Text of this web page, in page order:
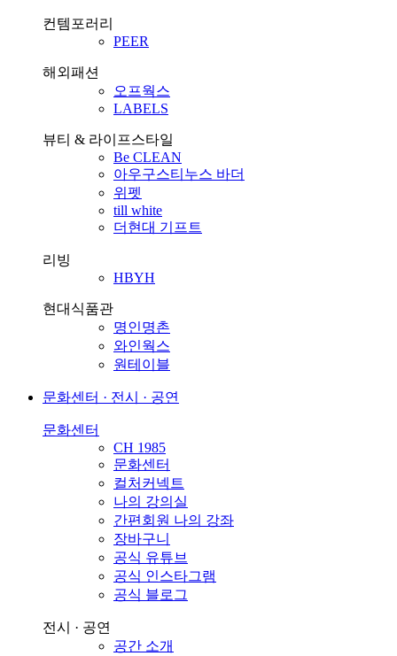
컨템포러리
PEER
해외패션
오프웍스
LABELS
뷰티 & 라이프스타일
Be CLEAN
아우구스티누스 바더
위펫
till white
더현대 기프트
리빙
HBYH
현대식품관
명인명촌
와인웍스
원테이블
문화센터 · 전시 · 공연
문화센터
CH 1985
문화센터
컬처커넥트
나의 강의실
간편회원 나의 강좌
장바구니
공식 유튜브
공식 인스타그램
공식 블로그
전시 · 공연
공간 소개